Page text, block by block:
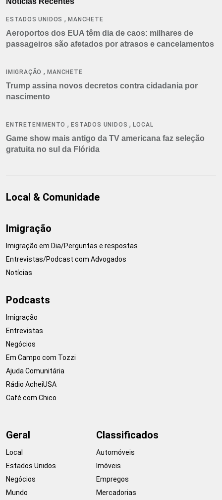
ESTADOS UNIDOS ,MANCHETE
Aeroportos dos EUA têm dia de caos: milhares de
passageiros são afetados por atrasos e cancelamentos
IMIGRAÇÃO ,MANCHETE
Trump assina novos decretos contra cidadania por
nascimento
ENTRETENIMENTO ,ESTADOS UNIDOS ,LOCAL
Game show mais antigo da TV americana faz seleção
gratuita no sul da Flórida
Local & Comunidade
Imigração
Imigração em Dia/Perguntas e respostas
Entrevistas/Podcast com Advogados
Notícias
Podcasts
Imigração
Entrevistas
Negócios
Em Campo com Tozzi
Ajuda Comunitária
Rádio AcheiUSA
Café com Chico
Geral
Local
Estados Unidos
Negócios
Mundo
Classificados
Automóveis
Imóveis
Empregos
Mercadorias